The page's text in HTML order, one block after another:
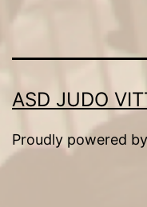
ASD JUDO
Proudly powered by